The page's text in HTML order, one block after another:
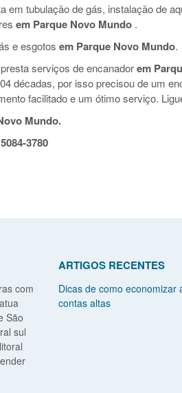
em tubulação de gás, instalação de
em Parque Novo Mundo .
e esgotos em Parque Novo Mundo.
serviços de encanadorem
décadas, por isso precisou de um
facilitado e um ótimo serviço.
Mundo.
3780
com
São
sul
ARTIGOS RECENTES
Dicas de como economizar
contas altas